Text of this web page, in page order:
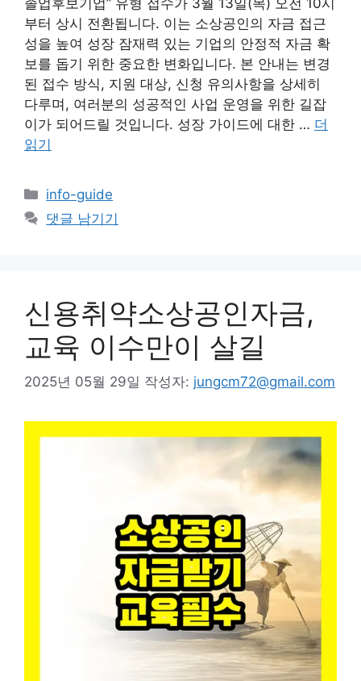
부터 상시 전환됩니다. 이는 소상공인의 자금 접근
성을 높여 성장 잠재력 있는 기업의 안정적 자금 확
보를 돕기 위한 중요한 변화입니다. 본 안내는 변경
된 접수 방식, 지원 대상, 신청 유의사항을 상세히
다루며, 여러분의 성공적인 사업 운영을 위한 길잡
이가 되어드릴 것입니다. 성장 가이드에 대한 … 더
읽기
카
테
고
info-guide
댓글 남기기
신용취약소상공인자금,
교육 이수만이 살길
2025년 05월 29일 작성자: jungcm72@gmail.com